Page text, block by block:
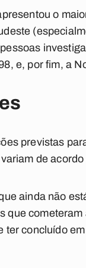
o
e, por fim, a
previstas
de
ainda não
que
ter concluído